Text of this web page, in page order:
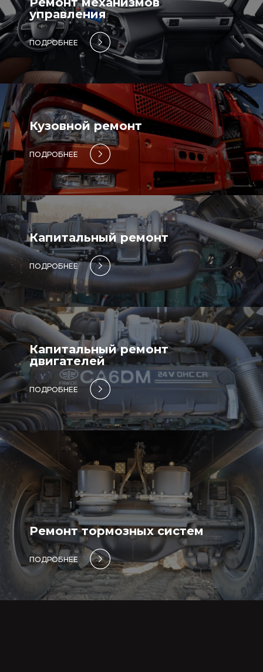
управления
ПОДРОБНЕЕ
Кузовной ремонт
ПОДРОБНЕЕ
Капитальный ремонт
ПОДРОБНЕЕ
Капитальный ремонт
двигателей
ПОДРОБНЕЕ
Ремонт тормозных систем
ПОДРОБНЕЕ